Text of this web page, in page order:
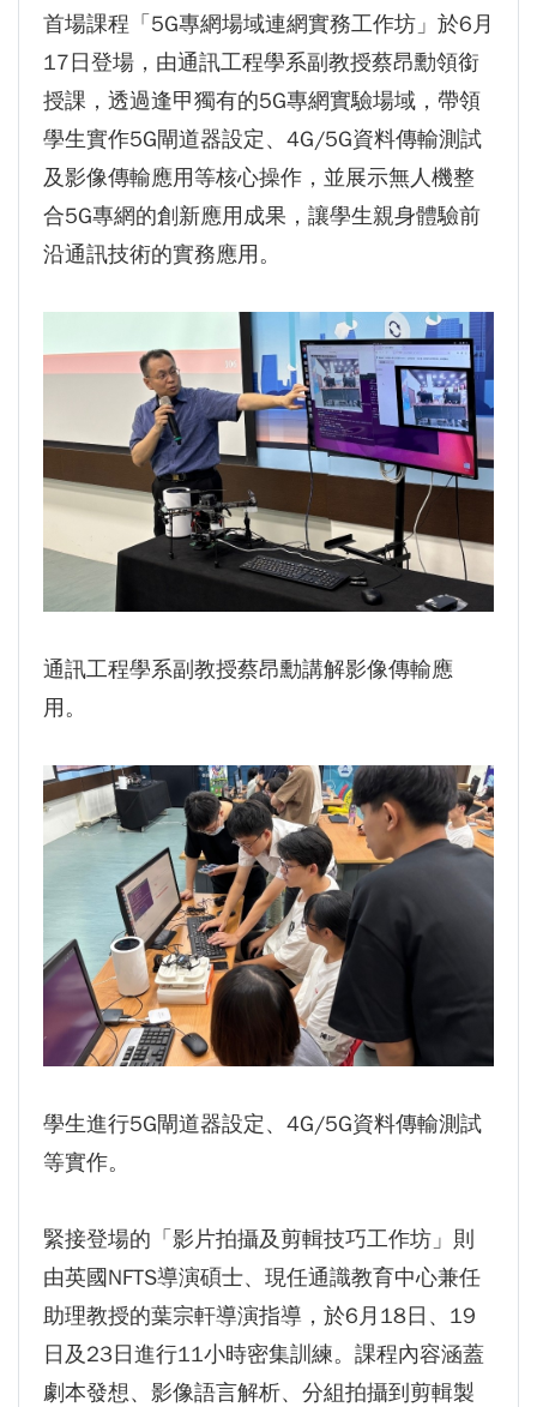
會長交接圓滿成功！
逢甲大學泰國校友會 第45週年會員大會 於昭披
耶河舉辦歡迎宴
逢甲資電科技與未來系列演講 10/14 簡良益 董
事長 (掌門精釀啤酒)
首場課程「5G專網場域連網實務工作坊」於6月
17日登場，由通訊工程學系副教授蔡昂勳領銜
授課，透過逢甲獨有的5G專網實驗場域，帶領
學生實作5G閘道器設定、4G/5G資料傳輸測試
及影像傳輸應用等核心操作，並展示無人機整
合5G專網的創新應用成果，讓學生親身體驗前
沿通訊技術的實務應用。
通訊工程學系副教授蔡昂勳講解影像傳輸應
用。
學生進行5G閘道器設定、4G/5G資料傳輸測試
等實作。
緊接登場的「影片拍攝及剪輯技巧工作坊」則
由英國NFTS導演碩士、現任通識教育中心兼任
助理教授的葉宗軒導演指導，於6月18日、19
日及23日進行11小時密集訓練。課程內容涵蓋
劇本發想、影像語言解析、分組拍攝到剪輯製